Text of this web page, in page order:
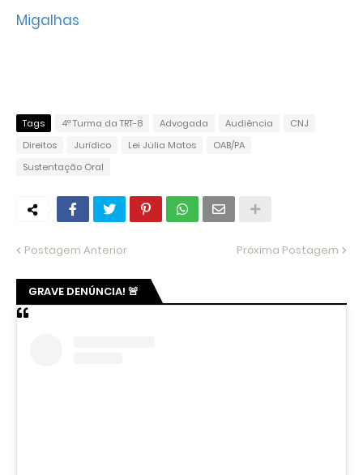
Migalhas
Tags 4ª Turma da TRT-8 Advogada Audiência
CNJ
Direitos
Jurídico Lei Júlia Matos
OAB/PA
Sustentação Oral
Postagem Anterior Próxima Postagem
GRAVE DENÚNCIA! 🚨